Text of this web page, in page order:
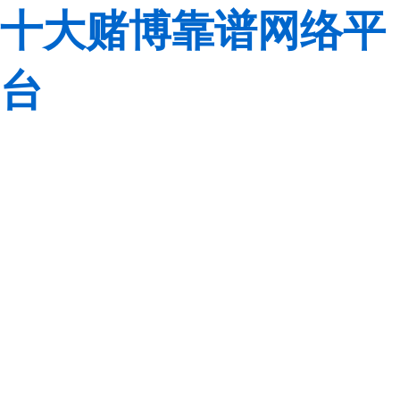
十大赌博靠谱网络平
台